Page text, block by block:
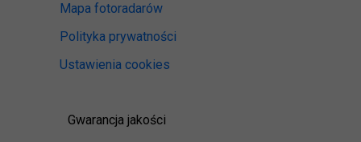
Mapa fotoradarów
Polityka prywatności
Ustawienia cookies
Gwarancja jakości